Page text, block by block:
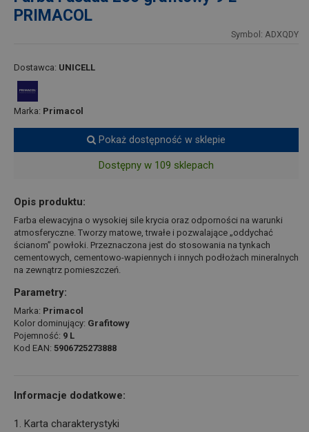
PRIMACOL
Symbol: ADXQDY
Dostawca: UNICELL
Marka: Primacol
Pokaż dostępność w sklepie
Dostępny w 109 sklepach
Opis produktu:
Farba elewacyjna o wysokiej sile krycia oraz odporności na warunki
atmosferyczne. Tworzy matowe, trwałe i pozwalające „oddychać
ścianom” powłoki. Przeznaczona jest do stosowania na tynkach
cementowych, cementowo-wapiennych i innych podłożach mineralnych
na zewnątrz pomieszczeń.
Parametry:
Marka: Primacol
Kolor dominujący: Grafitowy
Pojemność: 9 L
Kod EAN: 5906725273888
Informacje dodatkowe:
1. Karta charakterystyki